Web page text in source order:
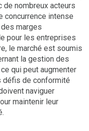
de nombreux acteurs
concurrence intense
marges
pour les entreprises
le marché est soumis
la gestion des
qui peut augmenter
défis de conformité
naviguer
maintenir leur